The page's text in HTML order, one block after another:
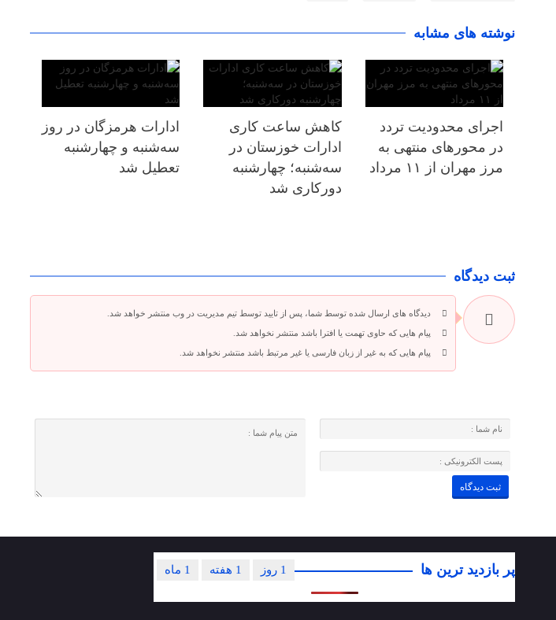
نوشته های مشابه
اجرای محدودیت تردد
در محورهای منتهی به
مرز مهران از ۱۱ مرداد
کاهش ساعت کاری
ادارات خوزستان در
سه‌شنبه؛ چهارشنبه
دورکاری شد
ادارات هرمزگان در روز
سه‌شنبه و چهارشنبه
تعطیل شد
ثبت دیدگاه
دیدگاه های ارسال شده توسط شما، پس از تایید توسط تیم مدیریت در وب منتشر خواهد شد.
پیام هایی که حاوی تهمت یا افترا باشد منتشر نخواهد شد.
پیام هایی که به غیر از زبان فارسی یا غیر مرتبط باشد منتشر نخواهد شد.
پر بازدید ترین ها 1 ماه 1 هفته 1 روز